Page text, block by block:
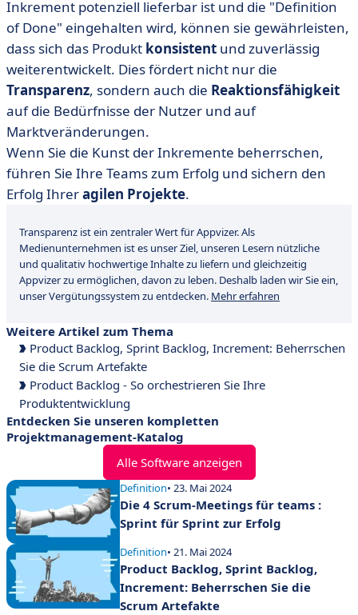
Inkrement potenziell lieferbar ist und die "Definition
of Done" eingehalten wird, können sie gewährleisten,
dass sich das Produkt konsistent und zuverlässig
weiterentwickelt. Dies fördert nicht nur die
Transparenz, sondern auch die Reaktionsfähigkeit
auf die Bedürfnisse der Nutzer und auf
Marktveränderungen.
Wenn Sie die Kunst der Inkremente beherrschen,
führen Sie Ihre Teams zum Erfolg und sichern den
Erfolg Ihreragilen Projekte.
Transparenz ist ein zentraler Wert für Appvizer. Als
Medienunternehmen ist es unser Ziel, unseren Lesern nützliche
und qualitativ hochwertige Inhalte zu liefern und gleichzeitig
Appvizer zu ermöglichen, davon zu leben. Deshalb laden wir Sie ein,
unser Vergütungssystem zu entdecken. Mehr erfahren
Weitere Artikel zum Thema
Product Backlog, Sprint Backlog, Increment: Beherrschen
Sie die Scrum Artefakte
Product Backlog - So orchestrieren Sie Ihre
Produktentwicklung
Entdecken Sie unseren kompletten
Projektmanagement-Katalog
Alle Software anzeigen
Definition• 23. Mai 2024
Die 4 Scrum-Meetings für teams :
Sprint für Sprint zur Erfolg
Definition• 21. Mai 2024
Product Backlog, Sprint Backlog,
Increment: Beherrschen Sie die
Scrum Artefakte